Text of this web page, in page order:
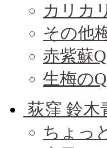
カリカ
その他
赤紫蘇
生梅の
荻窪 鈴木
ちょっ